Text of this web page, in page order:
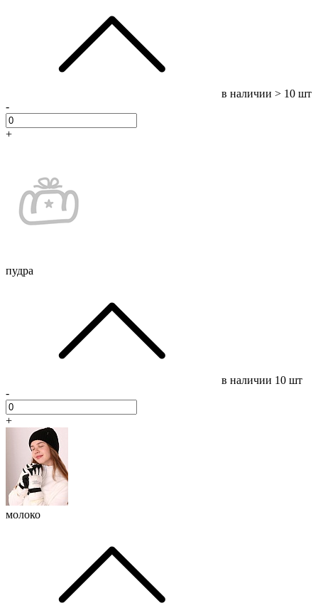
в наличии > 10 шт
-
+
пудра
в наличии 10 шт
-
+
молоко